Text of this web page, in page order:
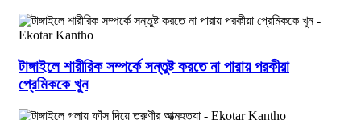
টাঙ্গাইলে শারীরিক সম্পর্কে সন্তুষ্ট করতে না পারায় পরকীয়া
প্রেমিককে খুন